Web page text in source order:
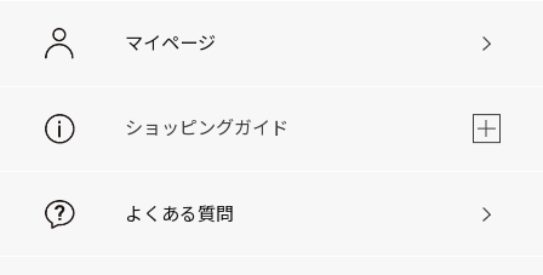
マイページ
ショッピングガイド
よくある質問